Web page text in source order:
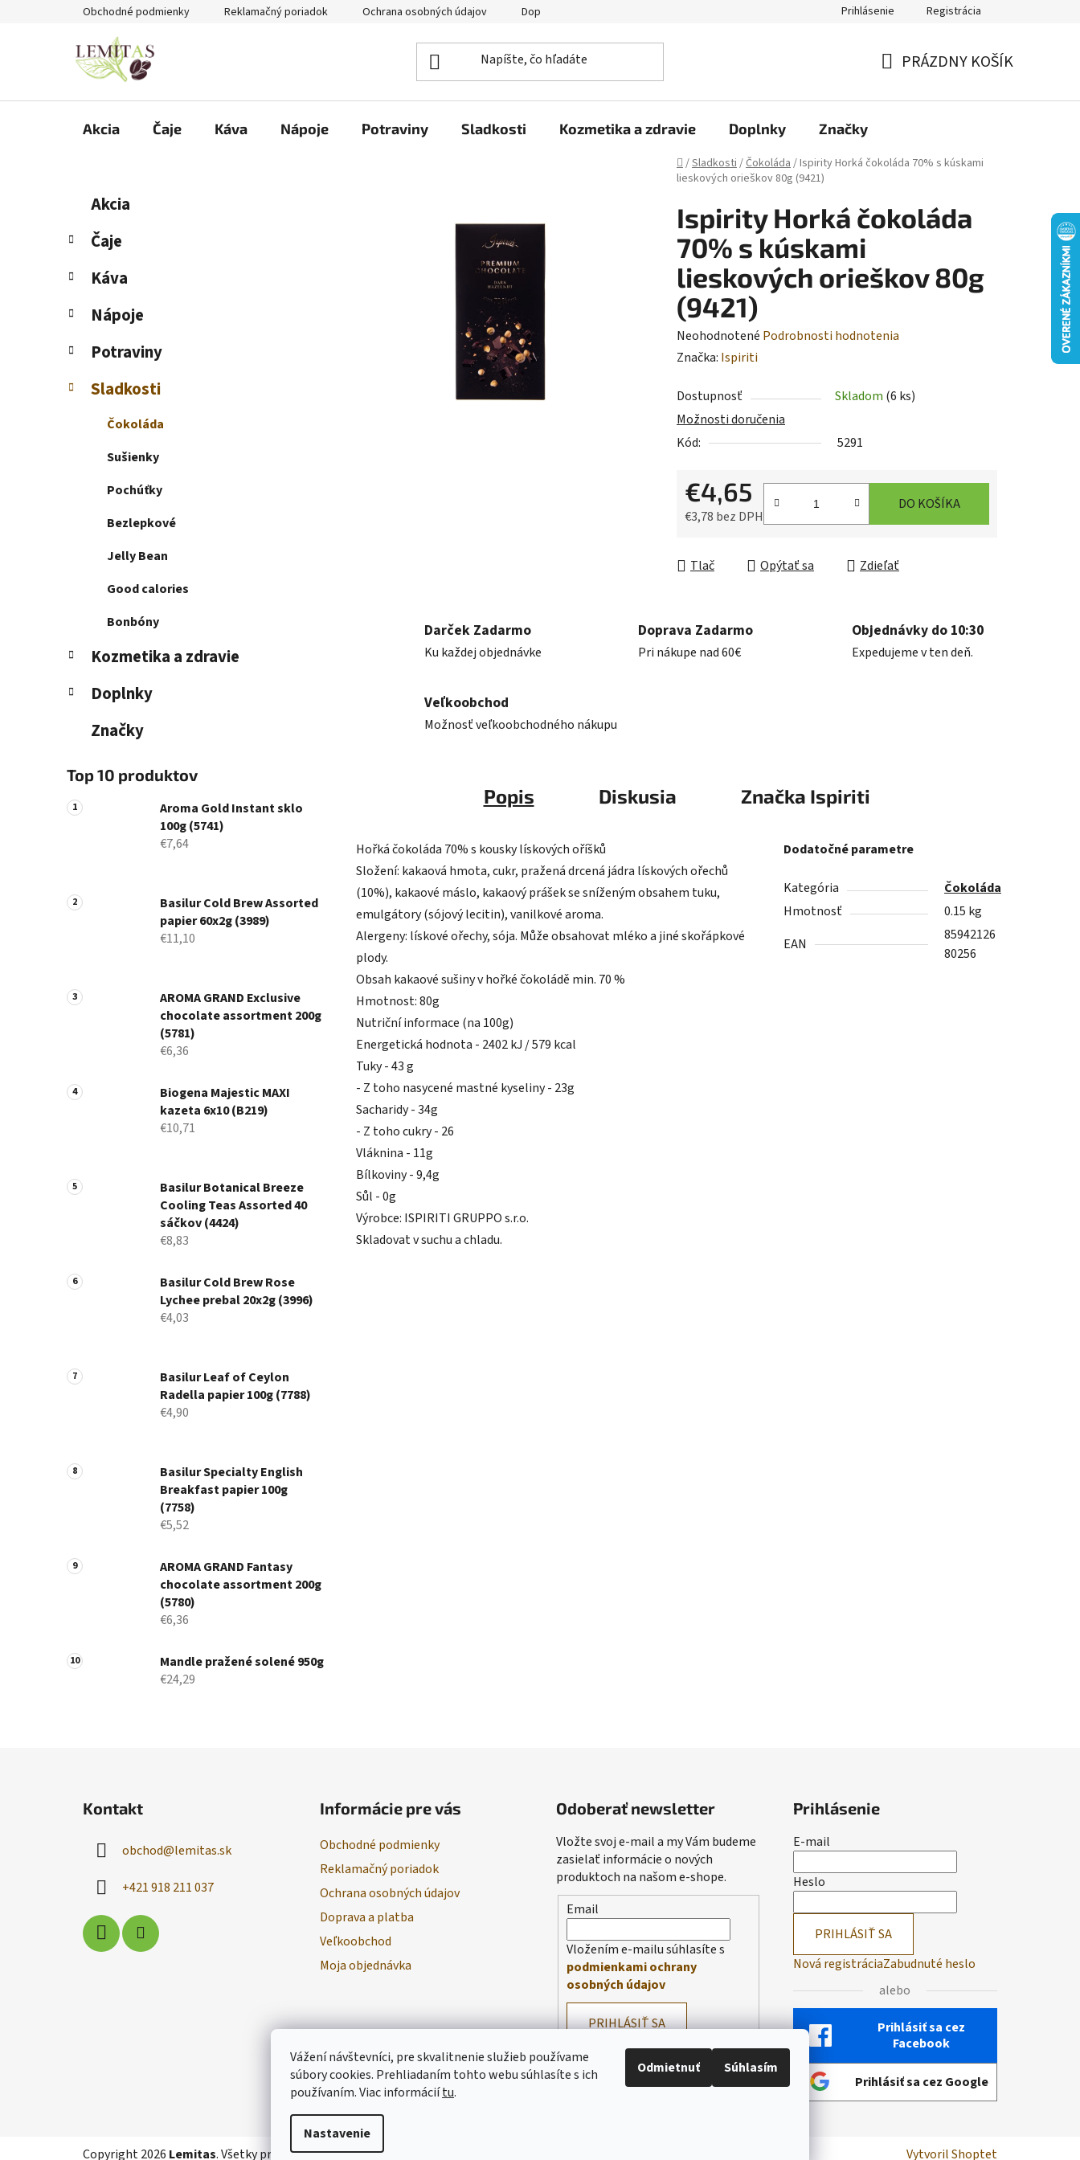
Vážení návštevníci, pre skvalitnenie služieb používame
súbory cookies. Prehliadaním tohto webu súhlasíte s ich
používaním.Viac informáciítu.
Nastavenie
Odmietnuť Súhlasím
Obchodné podmienky Reklamačný poriadok Ochrana osobných údajov Doprava a platba Prihlásenie Registrácia
PRÁZDNY KOŠÍK
Akcia Čaje Káva Nápoje Potraviny Sladkosti Kozmetika a zdravie Doplnky Značky
Domov
/Sladkosti/Čokoláda/Ispirity Horká čokoláda 70% s kúskami
lieskových orieškov 80g (9421)
č
ý
a
n
l
Preskočiť
kategórie
e
ó
i
Akcia
Čaje
Káva
Nápoje
Potraviny
Sladkosti
Čokoláda
Sušienky
Pochúťky
Bezlepkové
Jelly Bean
Good calories
Bonbóny
Kozmetika a zdravie
Doplnky
Značky
Top 10 produktov
Aroma Gold Instant sklo
100g (5741)
€7,64
Basilur Cold Brew Assorted
papier 60x2g (3989)
€11,10
AROMA GRAND Exclusive
chocolate assortment 200g
(5781)
€6,36
Biogena Majestic MAXI
kazeta 6x10 (B219)
€10,71
Basilur Botanical Breeze
Cooling Teas Assorted 40
sáčkov (4424)
€8,83
Basilur Cold Brew Rose
Lychee prebal 20x2g (3996)
€4,03
Basilur Leaf of Ceylon
Radella papier 100g (7788)
€4,90
Basilur Specialty English
Breakfast papier 100g
(7758)
€5,52
AROMA GRAND Fantasy
chocolate assortment 200g
(5780)
€6,36
Mandle pražené solené 950g
€24,29
Ispirity Horká čokoláda
70% s kúskami
lieskových orieškov 80g
(9421)
Priemerné
hodnotenie
je
0,0
z
hviezdičiek.
Neohodnotené Podrobnosti hodnotenia
Značka: Ispiriti
Dostupnosť Skladom (6 ks)
Možnosti doručenia
Kód:
5291
€4,65
€3,78 bez DPH
DO KOŠÍKA
Tlač Opýtať sa Zdieľať
Darček Zadarmo
Ku každej objednávke
Doprava Zadarmo
Pri nákupe nad 60€
Objednávky do 10:30
Expedujeme v ten deň.
Veľkoobchod
Možnosť veľkoobchodného nákupu
Popis Diskusia Značka Ispiriti
Hořká čokoláda 70% s kousky lískových oříšků
Složení: kakaová hmota, cukr, pražená drcená jádra lískových ořechů
(10%), kakaové máslo, kakaový prášek se sníženým obsahem tuku,
emulgátory (sójový lecitin), vanilkové aroma.
Alergeny: lískové ořechy, sója. Může obsahovat mléko a jiné skořápkové
plody.
Obsah kakaové sušiny v hořké čokoládě min. 70 %
Hmotnost: 80g
Nutriční informace (na 100g)
Energetická hodnota - 2402 kJ / 579 kcal
Tuky - 43 g
- Z toho nasycené mastné kyseliny - 23g
Sacharidy - 34g
- Z toho cukry - 26
Vláknina - 11g
Bílkoviny - 9,4g
Sůl - 0g
Výrobce: ISPIRITI GRUPPO s.r.o.
Skladovat v suchu a chladu.
Dodatočné parametre
Kategória
Čokoláda
Hmotnosť
0.15 kg
EAN
85942126
80256
Kontakt
obchod@lemitas.sk
+421 918 211 037
Informácie pre vás
Obchodné podmienky
Reklamačný poriadok
Ochrana osobných údajov
Doprava a platba
Veľkoobchod
Moja objednávka
Odoberať newsletter
Vložte svoj e-mail a my Vám budeme
zasielať informácie o nových
produktoch na našom e-shope.
Email
Vložením e-mailu súhlasíte s
podmienkami ochrany
osobných údajov
PRIHLÁSIŤ SA
Prihlásenie
E-mail
Heslo
PRIHLÁSIŤ SA
Nová registráciaZabudnuté heslo
alebo
Prihlásiť sa cez
Facebook
Prihlásiť sa cez Google
Vytvoril Shoptet
Copyright 2026 Lemitas. Všetky práva vyhradené.Upraviť nastavenie cookies